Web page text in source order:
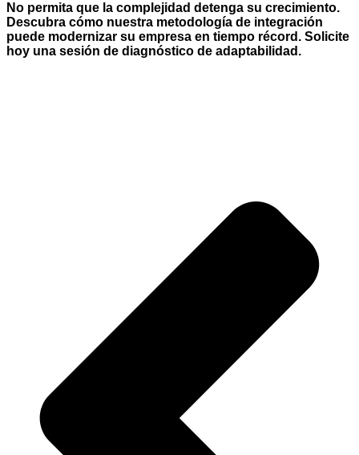
No permita que la complejidad detenga su crecimiento.
Descubra cómo nuestra metodología de integración
puede modernizar su empresa en tiempo récord. Solicite
hoy una sesión de diagnóstico de adaptabilidad.